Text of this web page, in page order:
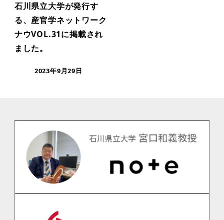
石川県立大学が発行す
る、産官学ネットワーク
ナウVOL.31に掲載され
ました。
2023年9月29日